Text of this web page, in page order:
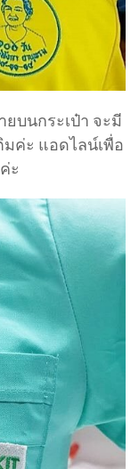
บนกระเป๋า จะมี
มค่ะ แอดไลน์เพื่อ
ะ